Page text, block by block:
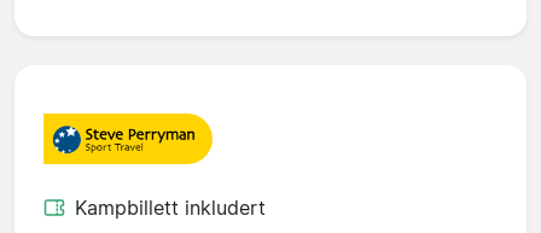
Kampbillett inkludert